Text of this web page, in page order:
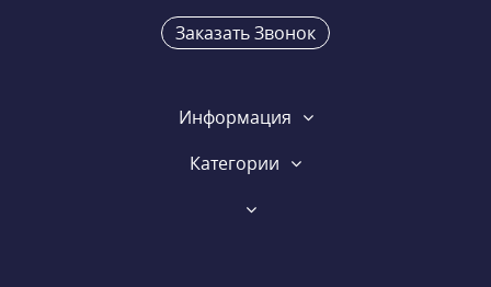
Заказать Звонок
Информация
Категории